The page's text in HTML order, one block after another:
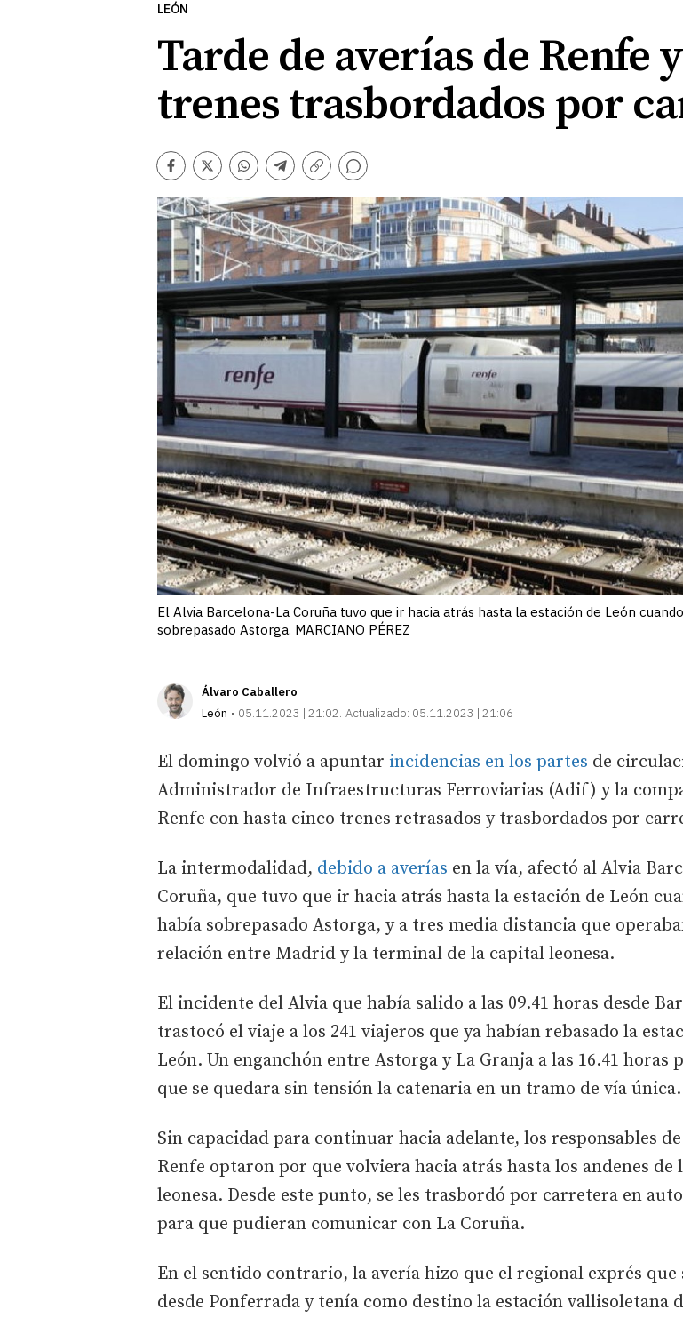
LEÓN
Tarde de averías de Renfe
trenes trasbordados por
Facebook
TwitterWhatsapp
Telegram
Copiar
enlace
Comentarios
El Alvia Barcelona-La Coruña tuvo que ir hacia atrás hasta la estación de León
sobrepasado Astorga. MARCIANO PÉREZ
Álvaro Caballero
León
05.11.2023 | 21:02 Actualizado: 05.11.2023 | 21:06
El domingo volvió a apuntar incidencias en los partes de
Administrador de Infraestructuras Ferroviarias (Adif) y la
Renfe con hasta cinco trenes retrasados y trasbordados por
La intermodalidad, debido a averías en la vía, afectó al Alvia
Coruña, que tuvo que ir hacia atrás hasta la estación de León
había sobrepasado Astorga, y a tres media distancia que
relación entre Madrid y la terminal de la capital leonesa.
El incidente del Alvia que había salido a las 09.41 horas desde
trastocó el viaje a los 241 viajeros que ya habían rebasado la
León. Un enganchón entre Astorga y La Granja a las 16.41 horas
que se quedara sin tensión la catenaria en un tramo de vía única.
Sin capacidad para continuar hacia adelante, los responsables
Renfe optaron por que volviera hacia atrás hasta los andenes de
leonesa. Desde este punto, se les trasbordó por carretera en
para que pudieran comunicar con La Coruña.
En el sentido contrario, la avería hizo que el regional exprés que
desde Ponferrada y tenía como destino la estación vallisoletana